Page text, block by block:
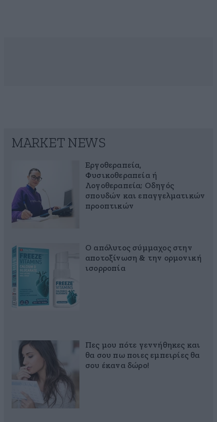
MARKET NEWS
Εργοθεραπεία,
Φυσικοθεραπεία ή
Λογοθεραπεία; Οδηγός
σπουδών και επαγγελματικών
προοπτικών
Ο απόλυτος σύμμαχος στην
αποτοξίνωση & την ορμονική
ισορροπία
Πες μου πότε γεννήθηκες και
θα σου πω ποιες εμπειρίες θα
σου έκανα δώρο!